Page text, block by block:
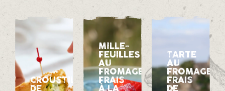
CROUSTILLANT
DE
MILLE-
FEUILLES
AU
FROMAGE
FRAIS
À LA
TARTE
AU
FROMAGE
FRAIS
DE